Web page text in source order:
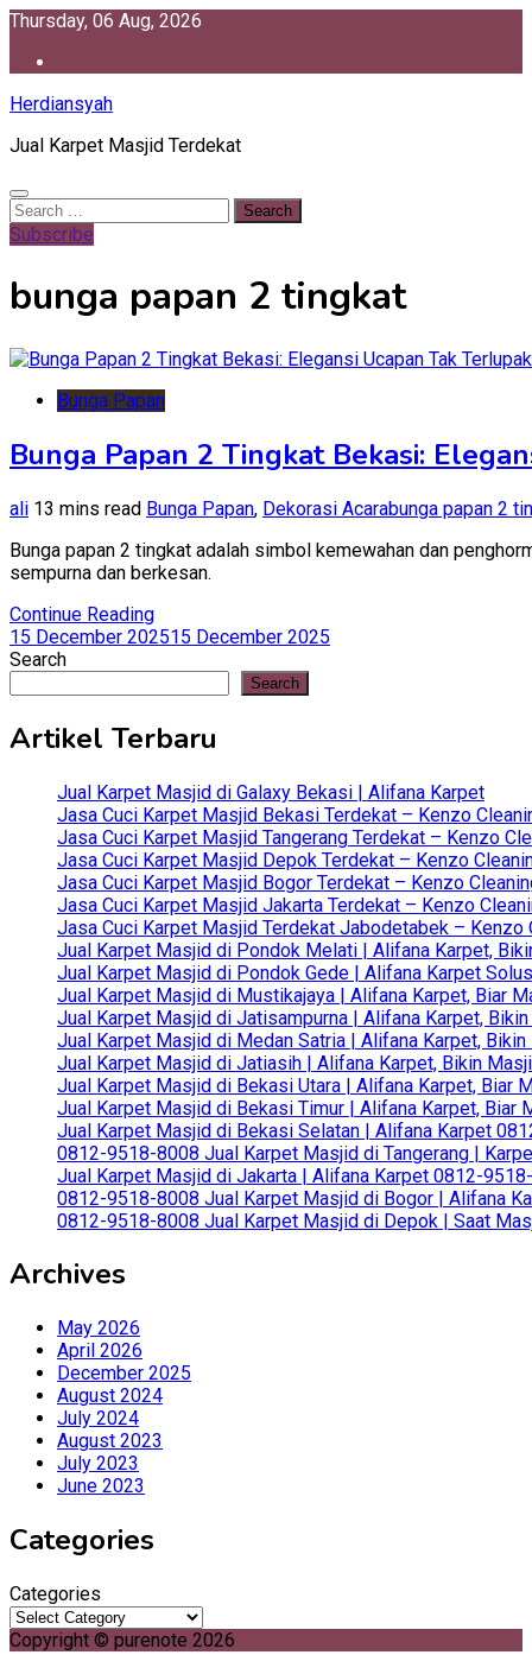
Skip
content
Thursday, 06 Aug, 2026
Herdiansyah
Jual Karpet Masjid Terdekat
Search
for:
Subscribe
bunga papan 2 tingkat
Bunga Papan
Bunga Papan 2 Tingkat Bekasi:
ali 13 mins read Bunga Papan, Dekorasi Acarabunga papan 2
Bunga papan 2 tingkat adalah simbol kemewahan dan
sempurna dan berkesan.
Continue Reading
15 December 202515 December 2025
Search
Search
Artikel Terbaru
Jual Karpet Masjid di Galaxy Bekasi | Alifana Karpet
Jasa Cuci Karpet Masjid Bekasi Terdekat – Kenzo
Jasa Cuci Karpet Masjid Tangerang Terdekat – Kenzo
Jasa Cuci Karpet Masjid Depok Terdekat – Kenzo
Jasa Cuci Karpet Masjid Bogor Terdekat – Kenzo
Jasa Cuci Karpet Masjid Jakarta Terdekat – Kenzo
Jasa Cuci Karpet Masjid Terdekat Jabodetabek –
Jual Karpet Masjid di Pondok Melati | Alifana Karpet,
Jual Karpet Masjid di Pondok Gede | Alifana Karpet
Jual Karpet Masjid di Mustikajaya | Alifana Karpet, Biar
Jual Karpet Masjid di Jatisampurna | Alifana Karpet,
Jual Karpet Masjid di Medan Satria | Alifana Karpet,
Jual Karpet Masjid di Jatiasih | Alifana Karpet, Bikin
Jual Karpet Masjid di Bekasi Utara | Alifana Karpet, Biar
Jual Karpet Masjid di Bekasi Timur | Alifana Karpet, Biar
Jual Karpet Masjid di Bekasi Selatan | Alifana Karpet
0812-9518-8008 Jual Karpet Masjid di Tangerang |
Jual Karpet Masjid di Jakarta | Alifana Karpet 0812-
0812-9518-8008 Jual Karpet Masjid di Bogor | Alifana
0812-9518-8008 Jual Karpet Masjid di Depok | Saat
Archives
May 2026
April 2026
December 2025
August 2024
July 2024
August 2023
July 2023
June 2023
Categories
Categories
Copyright © purenote 2026